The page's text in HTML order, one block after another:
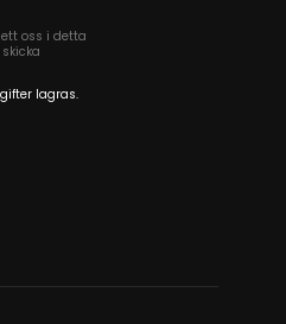
oss i detta
lagras.